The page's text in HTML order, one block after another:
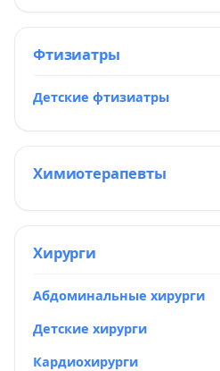
Фтизиатры
Детские фтизиатры
Химиотерапевты
Хирурги
Абдоминальные хирурги
Детские хирурги
Кардиохирурги